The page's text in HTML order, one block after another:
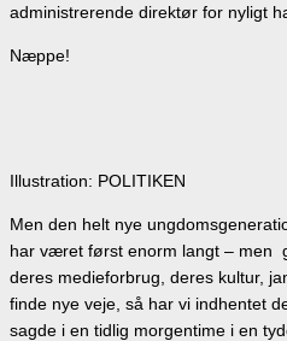
administrerende direktør for nyligt
Næppe!
Illustration: POLITIKEN
Men den helt nye
har været først enorm langt – men
deres medieforbrug, deres kultur,
finde nye veje, så har vi indhentet
sagde i en tidlig morgentime i en